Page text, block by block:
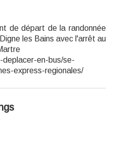
de départ de la randonnée
les Bains avec l'arrêt au
en-bus/se-
express-regionales/